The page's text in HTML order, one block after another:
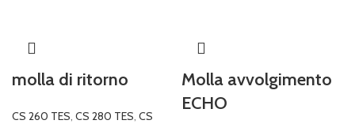
molla di ritorno
CS 260 TES, CS 280 TES, CS
Molla avvolgimento
ECHO